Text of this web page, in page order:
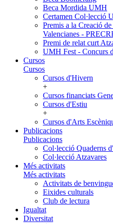
Beca Mordida UMH
Certamen Col·lecció
Premis a la Creació
Valencianes -
Premi de relat curt
UMH Fest - Concurs
Cursos
Cursos
Cursos d'Hivern
+
Cursos financiats
Cursos d'Estiu
+
Cursos d'Arts
Publicacions
Publicacions
Col·lecció Quaderns
Col·lecció Atzavares
Més activitats
Més activitats
Activitats de
Eixides culturals
Club de lectura
Igualtat
Diversitat